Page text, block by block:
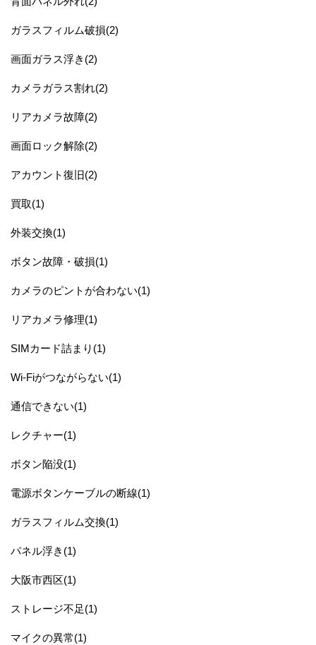
ガラスフィルム破損(2)
画面ガラス浮き(2)
カメラガラス割れ(2)
リアカメラ故障(2)
画面ロック解除(2)
アカウント復旧(2)
買取(1)
外装交換(1)
ボタン故障・破損(1)
カメラのピントが合わない(1)
リアカメラ修理(1)
SIMカード詰まり(1)
Wi-Fiがつながらない(1)
通信できない(1)
レクチャー(1)
ボタン陥没(1)
電源ボタンケーブルの断線(1)
ガラスフィルム交換(1)
パネル浮き(1)
大阪市西区(1)
ストレージ不足(1)
マイクの異常(1)